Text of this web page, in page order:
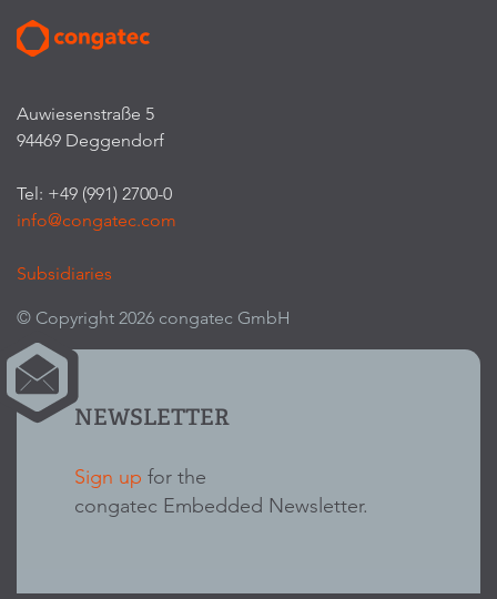
Auwiesenstraße 5
94469 Deggendorf
Tel: +49 (991) 2700-0
info@congatec.com
Subsidiaries
© Copyright 2026 congatec GmbH
NEWSLETTER
Sign up for the
congatec Embedded Newsletter.